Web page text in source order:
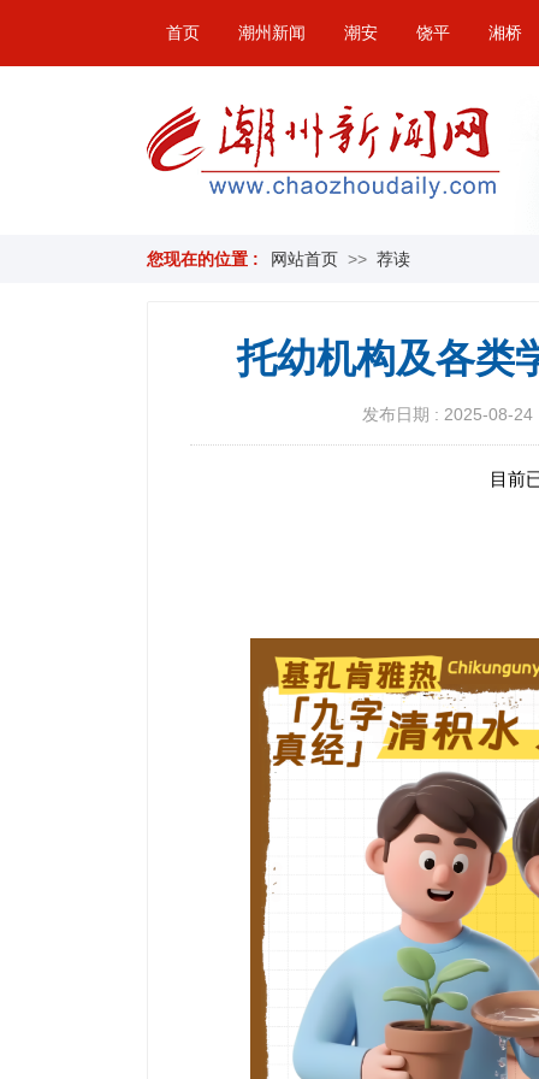
首页 潮州新闻 潮安 饶平 湘桥
您现在的位置 : 网站首页 >> 荐读
托幼机构及各类
发布日期 : 2025-08-24
目前